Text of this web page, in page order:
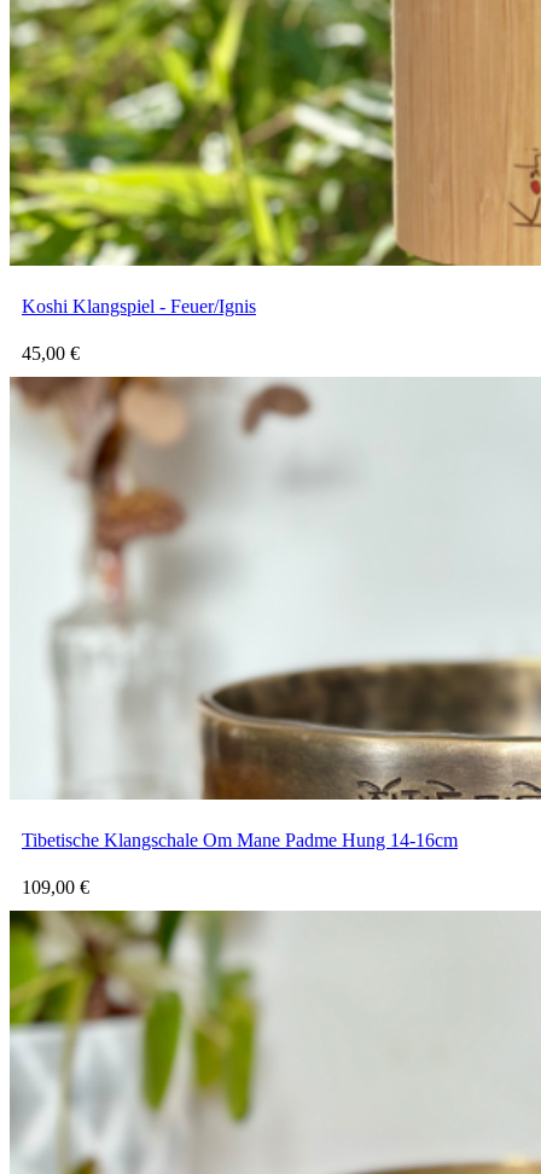
Koshi Klangspiel - Feuer/Ignis
45,00 €
Tibetische Klangschale Om Mane Padme Hung 14-16cm
109,00 €